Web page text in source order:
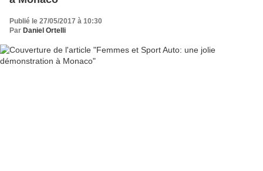
Publié le 27/05/2017 à 10:30
Par Daniel Ortelli